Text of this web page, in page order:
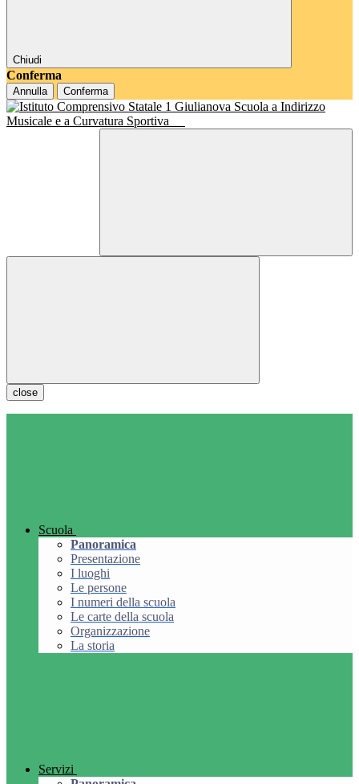
Chiudi
Conferma
Annulla Conferma
Scuola a Indirizzo
Musicale e a Curvatura Sportiva
close
Scuola
Panoramica
Presentazione
I luoghi
Le persone
I numeri della scuola
Le carte della scuola
Organizzazione
La storia
Servizi